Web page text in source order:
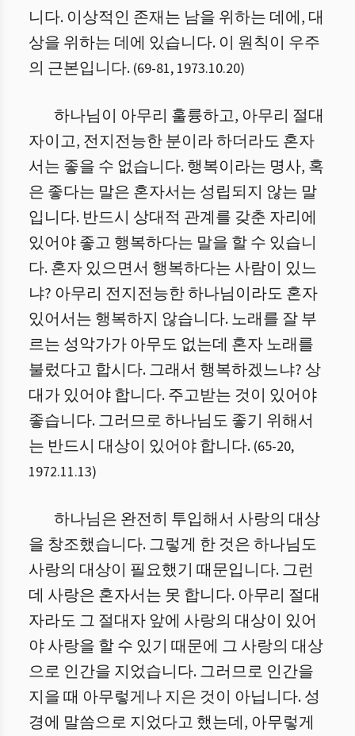
니다. 이상적인 존재는 남을 위하는 데에, 대
상을 위하는 데에 있습니다. 이 원칙이 우주
의 근본입니다. (69-81, 1973.10.20)
하나님이 아무리 훌륭하고, 아무리 절대
자이고, 전지전능한 분이라 하더라도 혼자
서는 좋을 수 없습니다. 행복이라는 명사, 혹
은 좋다는 말은 혼자서는 성립되지 않는 말
입니다. 반드시 상대적 관계를 갖춘 자리에
있어야 좋고 행복하다는 말을 할 수 있습니
다. 혼자 있으면서 행복하다는 사람이 있느
냐? 아무리 전지전능한 하나님이라도 혼자
있어서는 행복하지 않습니다. 노래를 잘 부
르는 성악가가 아무도 없는데 혼자 노래를
불렀다고 합시다. 그래서 행복하겠느냐? 상
대가 있어야 합니다. 주고받는 것이 있어야
좋습니다. 그러므로 하나님도 좋기 위해서
는 반드시 대상이 있어야 합니다. (65-20,
1972.11.13)
하나님은 완전히 투입해서 사랑의 대상
을 창조했습니다. 그렇게 한 것은 하나님도
사랑의 대상이 필요했기 때문입니다. 그런
데 사랑은 혼자서는 못 합니다. 아무리 절대
자라도 그 절대자 앞에 사랑의 대상이 있어
야 사랑을 할 수 있기 때문에 그 사랑의 대상
으로 인간을 지었습니다. 그러므로 인간을
지을 때 아무렇게나 지은 것이 아닙니다. 성
경에 말씀으로 지었다고 했는데, 아무렇게